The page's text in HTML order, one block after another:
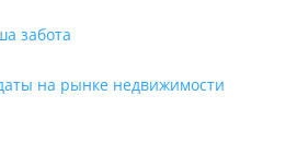
забота
на рынке недвижимости